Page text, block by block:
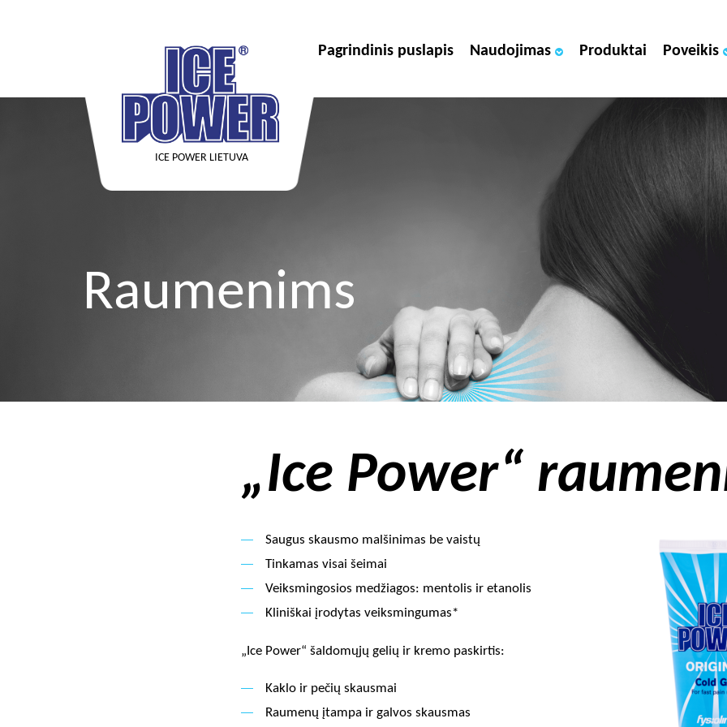
ICE POWER LIETUVA
Pagrindinis puslapis Naudojimas Produktai Poveikis
Raumenims
„Ice Power“
Saugus skausmo malšinimas be vaistų
Tinkamas visai šeimai
Veiksmingosios medžiagos: mentolis ir etanolis
Kliniškai įrodytas veiksmingumas*
„Ice Power“ šaldomųjų gelių ir kremo paskirtis:
Kaklo ir pečių skausmai
Raumenų įtampa ir galvos skausmas